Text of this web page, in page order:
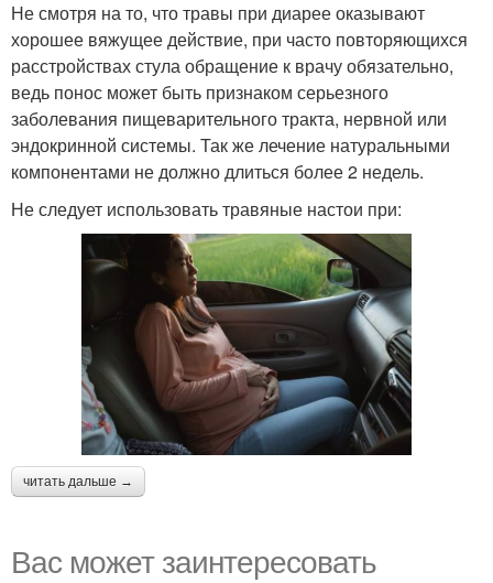
Не смотря на то, что травы при диарее оказывают
хорошее вяжущее действие, при часто повторяющихся
расстройствах стула обращение к врачу обязательно,
ведь понос может быть признаком серьезного
заболевания пищеварительного тракта, нервной или
эндокринной системы. Так же лечение натуральными
компонентами не должно длиться более 2 недель.
Не следует использовать травяные настои при:
читать дальше →
Вас может заинтересовать